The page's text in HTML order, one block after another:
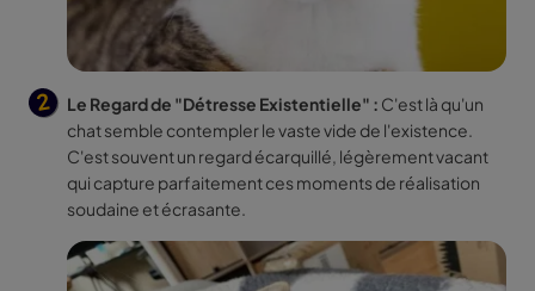
Le Regard de "Détresse Existentielle" : C'est là qu'un
chat semble contempler le vaste vide de l'existence.
C'est souvent un regard écarquillé, légèrement vacant
qui capture parfaitement ces moments de réalisation
soudaine et écrasante.